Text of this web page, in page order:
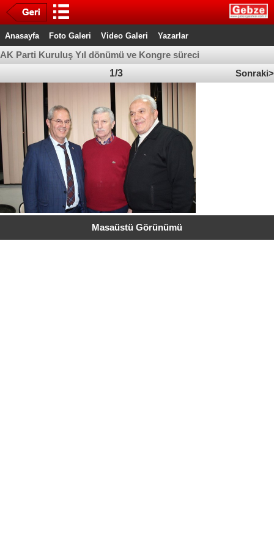
Anasayfa Foto Galeri Video Galeri Yazarlar
AK Parti Kuruluş Yıl dönümü ve Kongre süreci
Sonraki>
1/3
Masaüstü Görünümü